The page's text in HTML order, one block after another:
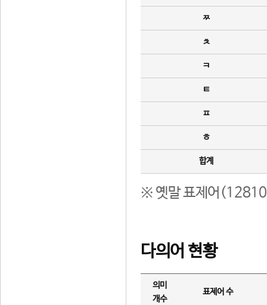
ㅉ
ㅊ
ㅋ
ㅌ
ㅍ
ㅎ
합계
※ 옛말 표제어(12810
다의어 현황
의미
개수
표제어 수